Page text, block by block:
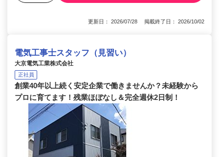
更新日： 2026/07/28 掲載終了日： 2026/10/02
電気工事士スタッフ（見習い）
大京電気工業株式会社
正社員
創業40年以上続く安定企業で働きませんか？未経験から
プロに育てます！残業ほぼなし＆完全週休2日制！